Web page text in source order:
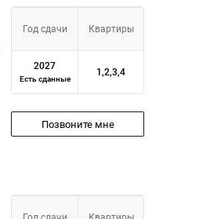
Год сдачи Квартиры
2027
Есть сданные
1,2,3,4
Позвоните мне